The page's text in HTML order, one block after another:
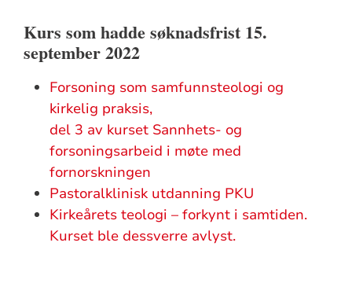
Kurs som hadde søknadsfrist 15.
september 2022
Forsoning som samfunnsteologi og
kirkelig praksis,
del 3 av kurset Sannhets- og
forsoningsarbeid i møte med
fornorskningen
Pastoralklinisk utdanning PKU
Kirkeårets teologi – forkynt i samtiden.
Kurset ble dessverre avlyst.